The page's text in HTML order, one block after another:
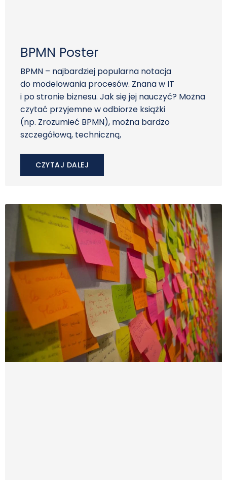
BPMN Poster
BPMN – najbardziej popularna notacja
do modelowania procesów. Znana w IT
i po stronie biznesu. Jak się jej nauczyć? Można
czytać przyjemne w odbiorze książki
(np. Zrozumieć BPMN), można bardzo
szczegółową, techniczną,
CZYTAJ DALEJ